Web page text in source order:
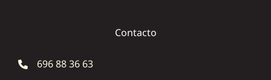
Contacto
696 88 36 63